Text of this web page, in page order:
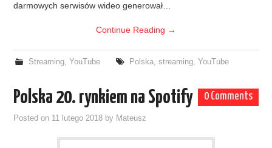
darmowych serwisów wideo generował…
Continue Reading →
Streaming, YouTube Polska, streaming, YouTube
0 Comments
Polska 20. rynkiem na Spotify
Posted on 11 lutego 2018 by Mateusz